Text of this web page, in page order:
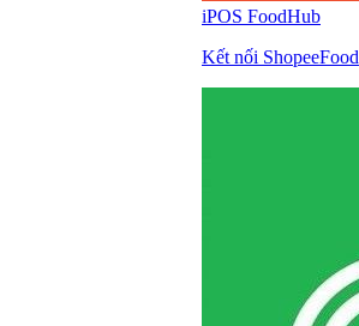
iPOS FoodHub
Kết nối ShopeeFood